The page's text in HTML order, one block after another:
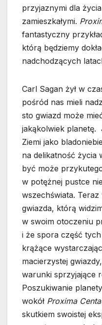
przyjaznymi dla
zamieszkałymi.
fantastyczny
którą będziemy
nadchodzących
Carl Sagan żył w
pośród nas mieli
sto gwiazd może
jakąkolwiek planetę.
Ziemi jako
na delikatność życia
być może
w potężnej pustce
wszechświata.
gwiazda, którą
w swoim otoczeniu
i że spora część
krążące
macierzystej
warunki sprzyjające
Poszukiwanie
wokół Proxima
skutkiem swoistej